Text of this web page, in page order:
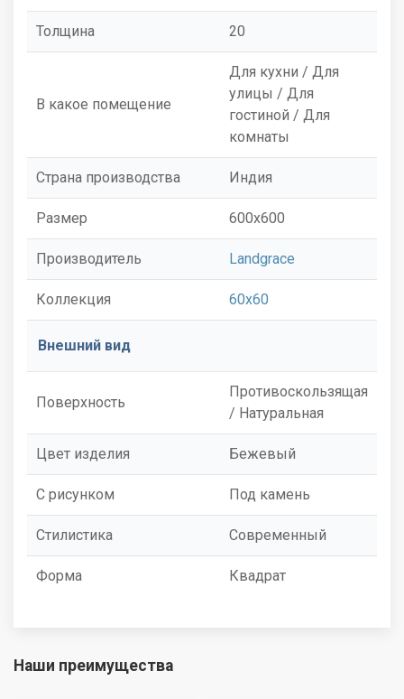
Толщина 20
В какое помещение
Для кухни / Для
улицы / Для
гостиной / Для
комнаты
Страна производства Индия
Размер 600x600
Производитель Landgrace
Коллекция 60x60
Внешний вид
Поверхность
Противоскользящая
/ Натуральная
Цвет изделия Бежевый
С рисунком Под камень
Стилистика Современный
Форма Квадрат
Наши преимущества